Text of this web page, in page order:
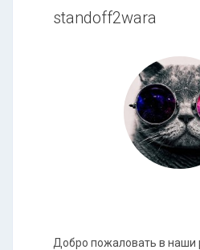
standoff2wara
Добро пожаловать в